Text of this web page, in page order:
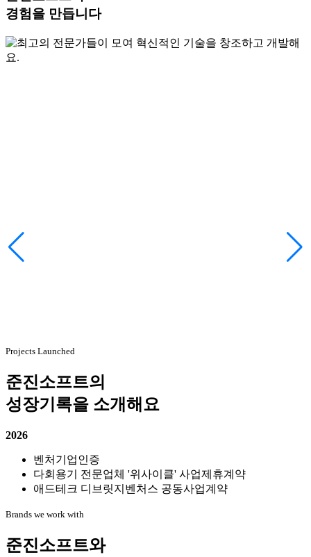
경험을 만듭니다
Projects Launched
준진소프트의
성장기록을 소개해요
2026
벤처기업인증
다회용기 전문업체 '위사이클' 사업제휴계약
애드테크 디브릿지벤처스 공동사업계약
Brands we work with
준진소프트와